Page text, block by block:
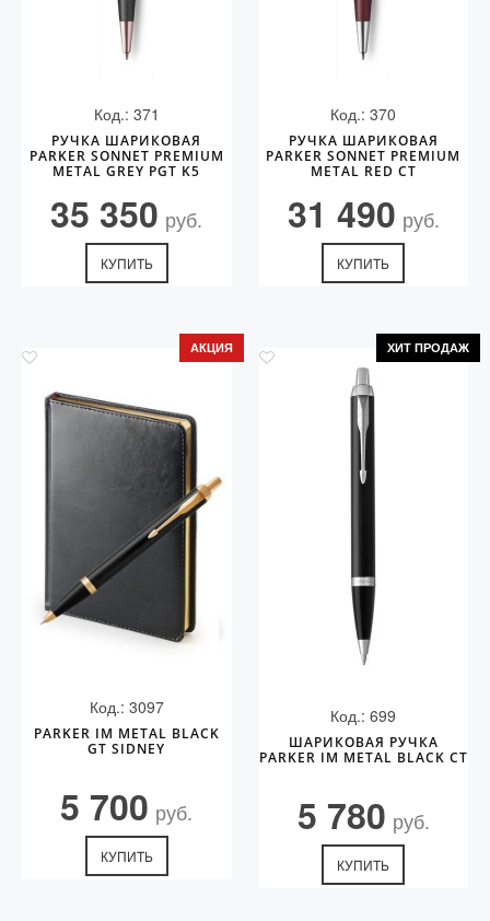
Код.: 371
РУЧКА ШАРИКОВАЯ
PARKER SONNET PREMIUM
METAL GREY PGT K5
35 350 руб.
КУПИТЬ
Код.: 370
РУЧКА ШАРИКОВАЯ
PARKER SONNET PREMIUM
METAL RED CT
31 490 руб.
КУПИТЬ
АКЦИЯ
Код.: 3097
PARKER IM METAL BLACK
GT SIDNEY
5 700 руб.
КУПИТЬ
ХИТ ПРОДАЖ
Код.: 699
ШАРИКОВАЯ РУЧКА
PARKER IM METAL BLACK CT
5 780 руб.
КУПИТЬ